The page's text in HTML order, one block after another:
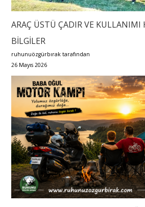
ARAÇ ÜSTÜ ÇADIR VE KULLANIMI
BİLGİLER
ruhunuözgürbırak tarafından
26 Mayıs 2026